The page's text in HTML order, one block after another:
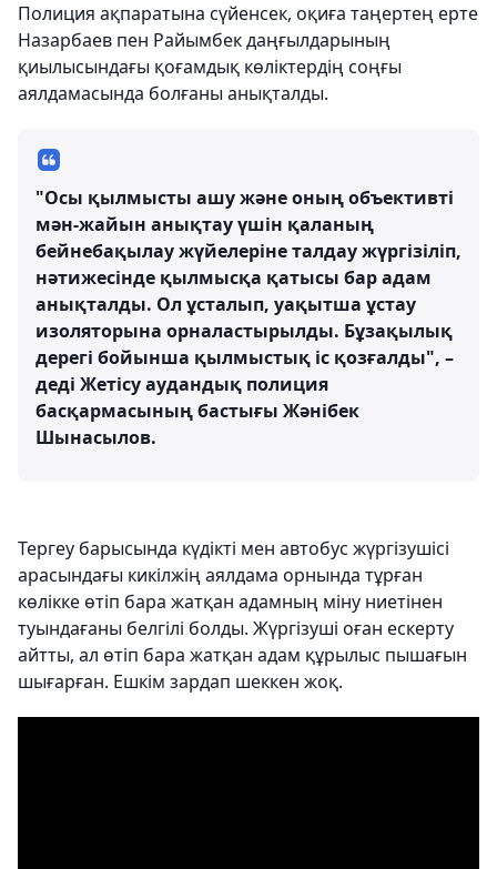
Полиция ақпаратына сүйенсек, оқиға таңертең ерте
Назарбаев пен Райымбек даңғылдарының
қиылысындағы қоғамдық көліктердің соңғы
аялдамасында болғаны анықталды.
"Осы қылмысты ашу және оның объективті
мән-жайын анықтау үшін қаланың
бейнебақылау жүйелеріне талдау жүргізіліп,
нәтижесінде қылмысқа қатысы бар адам
анықталды. Ол ұсталып, уақытша ұстау
изоляторына орналастырылды. Бұзақылық
дерегі бойынша қылмыстық іс қозғалды", –
деді Жетісу аудандық полиция
басқармасының бастығы Жәнібек
Шынасылов.
Тергеу барысында күдікті мен автобус жүргізушісі
арасындағы кикілжің аялдама орнында тұрған
көлікке өтіп бара жатқан адамның міну ниетінен
туындағаны белгілі болды. Жүргізуші оған ескерту
айтты, ал өтіп бара жатқан адам құрылыс пышағын
шығарған. Ешкім зардап шеккен жоқ.